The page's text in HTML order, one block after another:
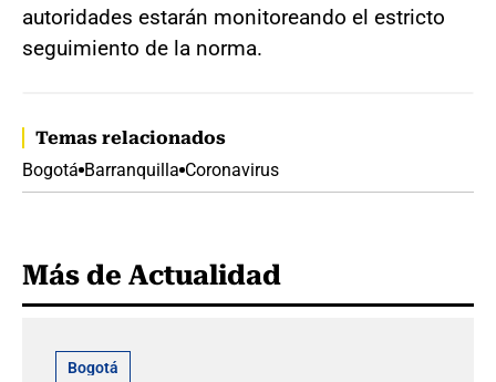
autoridades estarán monitoreando el estricto
seguimiento de la norma.
Temas relacionados
Bogotá Barranquilla Coronavirus
Más de Actualidad
Bogotá